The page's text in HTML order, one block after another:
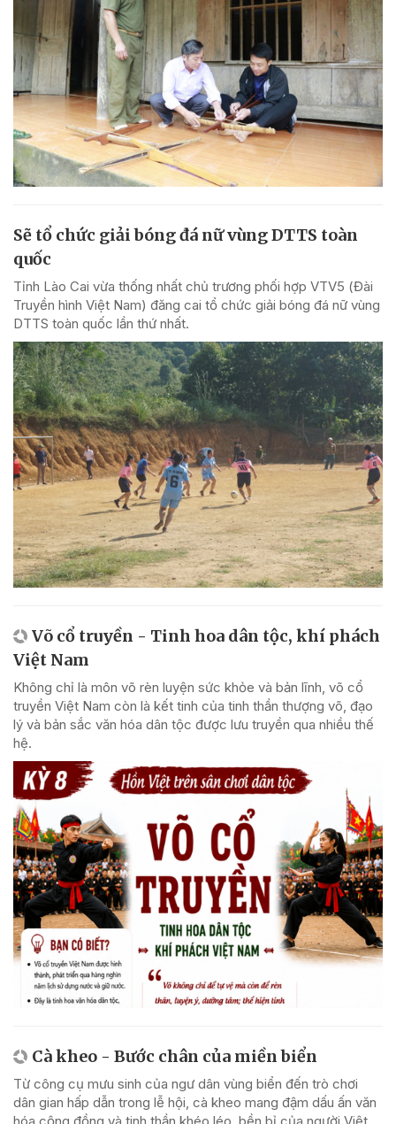
Sẽ tổ chức giải bóng đá nữ vùng DTTS toàn
quốc
Tỉnh Lào Cai vừa thống nhất chủ trương phối hợp VTV5 (Đài
Truyền hình Việt Nam) đăng cai tổ chức giải bóng đá nữ vùng
DTTS toàn quốc lần thứ nhất.
Võ cổ truyền - Tinh hoa dân tộc, khí phách
Việt Nam
Không chỉ là môn võ rèn luyện sức khỏe và bản lĩnh, võ cổ
truyền Việt Nam còn là kết tinh của tinh thần thượng võ, đạo
lý và bản sắc văn hóa dân tộc được lưu truyền qua nhiều thế
hệ.
Cà kheo - Bước chân của miền biển
Từ công cụ mưu sinh của ngư dân vùng biển đến trò chơi
dân gian hấp dẫn trong lễ hội, cà kheo mang đậm dấu ấn văn